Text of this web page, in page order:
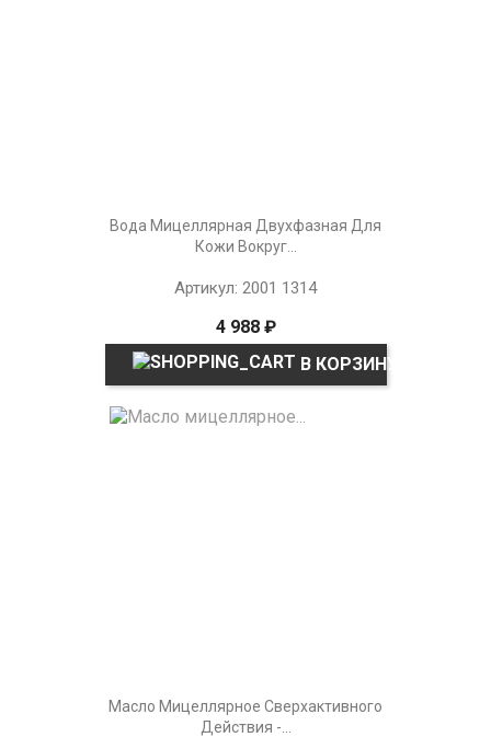
Вода Мицеллярная Двухфазная Для
Кожи Вокруг...
Артикул: 2001 1314
4 988 ₽
В КОРЗИНУ
Масло Мицеллярное Сверхактивного
Действия -...